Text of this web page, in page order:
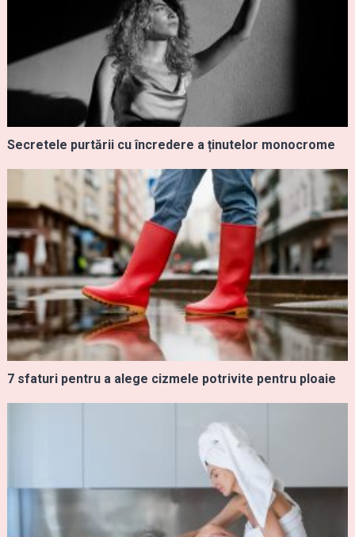
Secretele purtării cu încredere a ținutelor monocrome
7 sfaturi pentru a alege cizmele potrivite pentru ploaie